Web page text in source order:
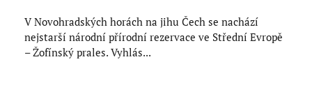
V Novohradských horách na jihu Čech se nachází
nejstarší národní přírodní rezervace ve Střední Evropě
– Žofínský prales. Vyhlás...